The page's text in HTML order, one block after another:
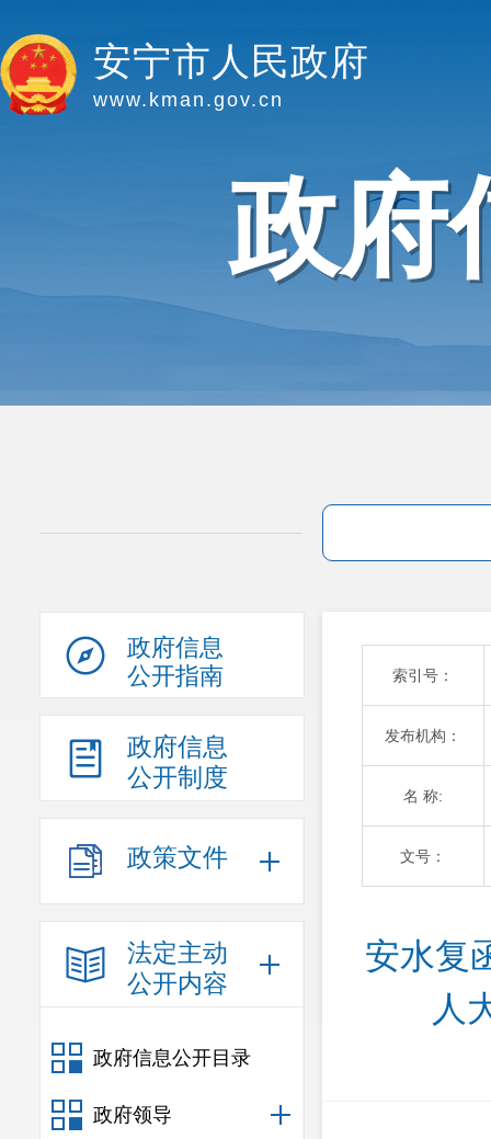
安宁市人民政府
www.kman.gov.cn
政府
政府信息
公开指南
政府信息
公开制度
政策文件
法定主动
公开内容
政府信息公开目录
政府领导
索引号：
发布机构：
名 称:
文号：
安水复
人